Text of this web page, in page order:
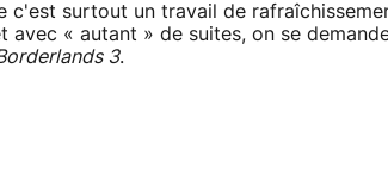
c'est surtout un travail de
avec « autant » de suites, on se
3.